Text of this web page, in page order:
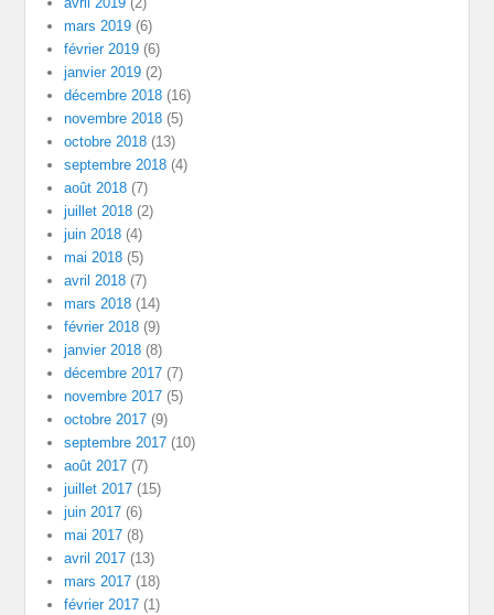
mars 2019 (6)
février 2019 (6)
janvier 2019 (2)
décembre 2018 (16)
novembre 2018 (5)
octobre 2018 (13)
septembre 2018 (4)
août 2018 (7)
juillet 2018 (2)
juin 2018 (4)
mai 2018 (5)
avril 2018 (7)
mars 2018 (14)
février 2018 (9)
janvier 2018 (8)
décembre 2017 (7)
novembre 2017 (5)
octobre 2017 (9)
septembre 2017 (10)
août 2017 (7)
juillet 2017 (15)
juin 2017 (6)
mai 2017 (8)
avril 2017 (13)
mars 2017 (18)
février 2017 (1)